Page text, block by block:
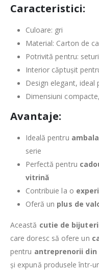
Caracteristici:
Culoare: gri
Material: Carton de
Potrivită pentru:
Interior căptușit
Design elegant, ideal
Dimensiuni
Avantaje:
Ideală pentru
serie
Perfectă pentru
vitrină
Contribuie la o
Oferă un plus de
Această cutie de
care doresc să ofere un
pentru antreprenorii
și expună produsele într-